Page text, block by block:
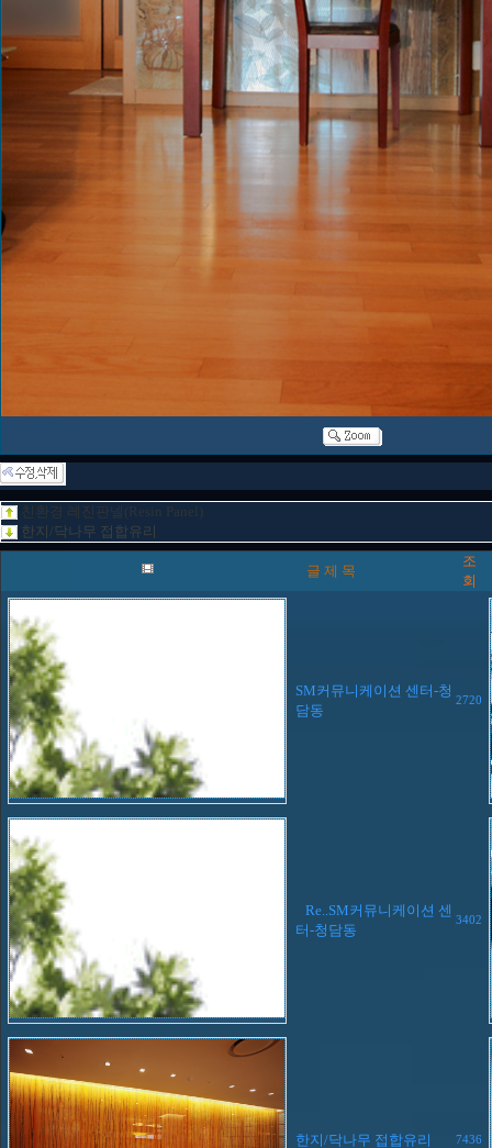
친환경 레진판넬(Resin Panel)
한지/닥나무 접합유리
글 제 목
조
회
SM커뮤니케이션 센터-청
담동
2720
Re..SM커뮤니케이션 센
터-청담동
3402
한지/닥나무 접합유리 7436